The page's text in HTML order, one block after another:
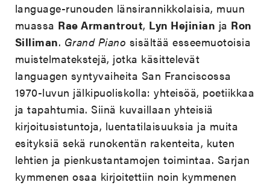
language-runouden länsirannikkolaisia, muun
muassa Rae Armantrout, Lyn Hejinian ja Ron
Silliman. Grand Piano sisältää esseemuotoisia
muistelmatekstejä, jotka käsittelevät
languagen syntyvaiheita San Franciscossa
1970-luvun jälkipuoliskolla: yhteisöä, poetiikkaa
ja tapahtumia. Siinä kuvaillaan yhteisiä
kirjoitusistuntoja, luentatilaisuuksia ja muita
esityksiä sekä runokentän rakenteita, kuten
lehtien ja pienkustantamojen toimintaa. Sarjan
kymmenen osaa kirjoitettiin noin kymmenen